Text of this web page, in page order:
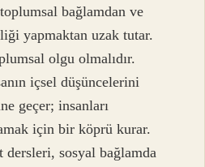
bağlamdan ve
yapmaktan uzak tutar.
olgu olmalıdır.
içsel düşüncelerini
geçer; insanları
için bir köprü kurar.
dersleri, sosyal bağlamda